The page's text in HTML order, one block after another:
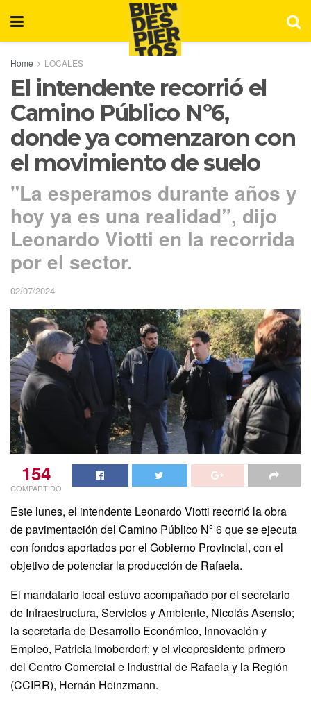
Home LOCALES
El intendente recorrió el
Camino Público Nº6,
donde ya comenzaron con
el movimiento de suelo
"La esperamos durante años y
hoy ya es una realidad”, dijo
Leonardo Viotti en la recorrida
por el sector.
02/07/2024
154
COMPARTIDO
Este lunes, el intendente Leonardo Viotti recorrió la obra
de pavimentación del Camino Público Nº 6 que se ejecuta
con fondos aportados por el Gobierno Provincial, con el
objetivo de potenciar la producción de Rafaela.
El mandatario local estuvo acompañado por el secretario
de Infraestructura, Servicios y Ambiente, Nicolás Asensio;
la secretaria de Desarrollo Económico, Innovación y
Empleo, Patricia Imoberdorf; y el vicepresidente primero
del Centro Comercial e Industrial de Rafaela y la Región
(CCIRR), Hernán Heinzmann.